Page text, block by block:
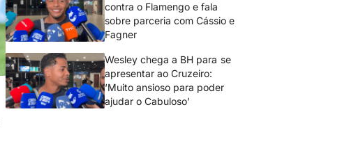
contra o Flamengo e fala
sobre parceria com Cássio e
Fagner
Wesley chega a BH para se
apresentar ao Cruzeiro:
‘Muito ansioso para poder
ajudar o Cabuloso’